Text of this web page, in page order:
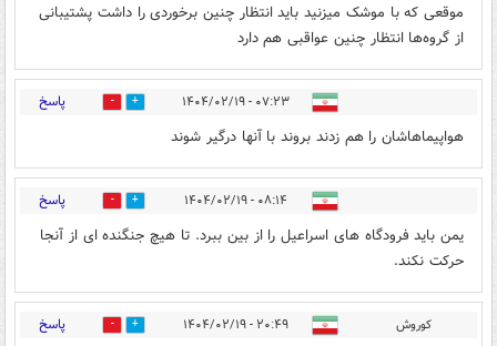
موقعی که با موشک میزنید باید انتظار چنین برخوردی را داشت پشتیبانی
از گروه‌ها انتظار چنین عواقبی هم دارد
۰۷:۲۳ - ۱۴۰۴/۰۲/۱۹ 1 پاسخ
هواپیماهاشان را هم زدند بروند با آنها درگیر شوند
۰۸:۱۴ - ۱۴۰۴/۰۲/۱۹ 0 پاسخ
یمن باید فرودگاه های اسراعیل را از بین ببرد. تا هیچ جنگنده ای از آنجا
حرکت نکند.
کوروش ۲۰:۴۹ - ۱۴۰۴/۰۲/۱۹ 0 پاسخ